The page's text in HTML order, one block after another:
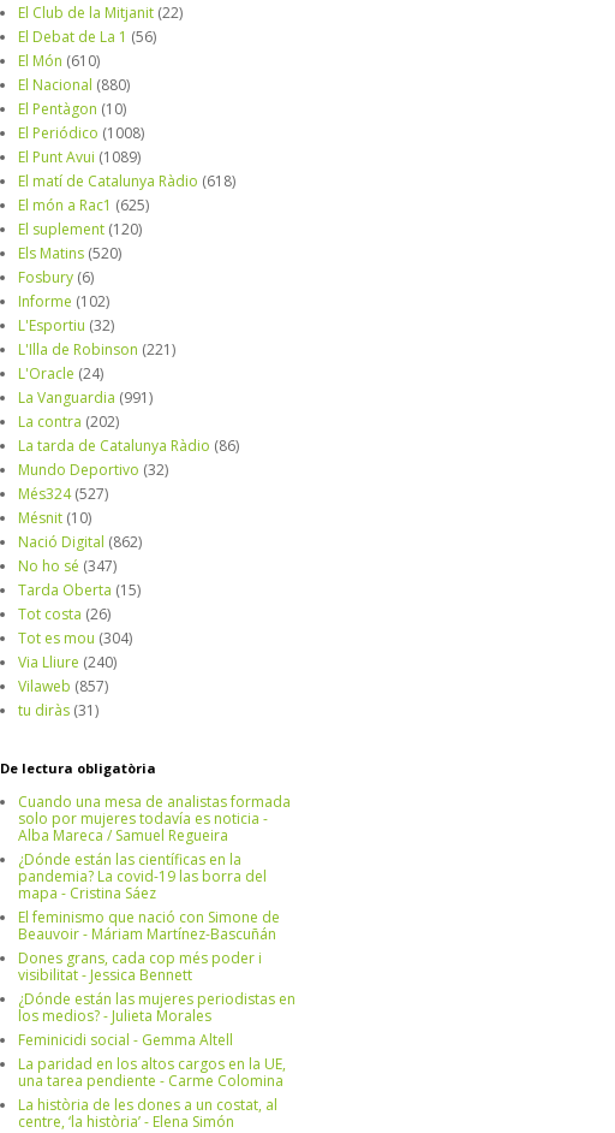
El Club de la Mitjanit (22)
El Debat de La 1 (56)
El Món (610)
El Nacional (880)
El Pentàgon (10)
El Periódico (1008)
El Punt Avui (1089)
El matí de Catalunya Ràdio (618)
El món a Rac1 (625)
El suplement (120)
Els Matins (520)
Fosbury (6)
Informe (102)
L'Esportiu (32)
L'Illa de Robinson (221)
L'Oracle (24)
La Vanguardia (991)
La contra (202)
La tarda de Catalunya Ràdio (86)
Mundo Deportivo (32)
Més324 (527)
Mésnit (10)
Nació Digital (862)
No ho sé (347)
Tarda Oberta (15)
Tot costa (26)
Tot es mou (304)
Via Lliure (240)
Vilaweb (857)
tu diràs (31)
De lectura obligatòria
Cuando una mesa de analistas formada
solo por mujeres todavía es noticia -
Alba Mareca / Samuel Regueira
¿Dónde están las científicas en la
pandemia? La covid-19 las borra del
mapa - Cristina Sáez
El feminismo que nació con Simone de
Beauvoir - Máriam Martínez-Bascuñán
Dones grans, cada cop més poder i
visibilitat - Jessica Bennett
¿Dónde están las mujeres periodistas en
los medios? - Julieta Morales
Feminicidi social - Gemma Altell
La paridad en los altos cargos en la UE,
una tarea pendiente - Carme Colomina
La història de les dones a un costat, al
centre, ‘la història’ - Elena Simón